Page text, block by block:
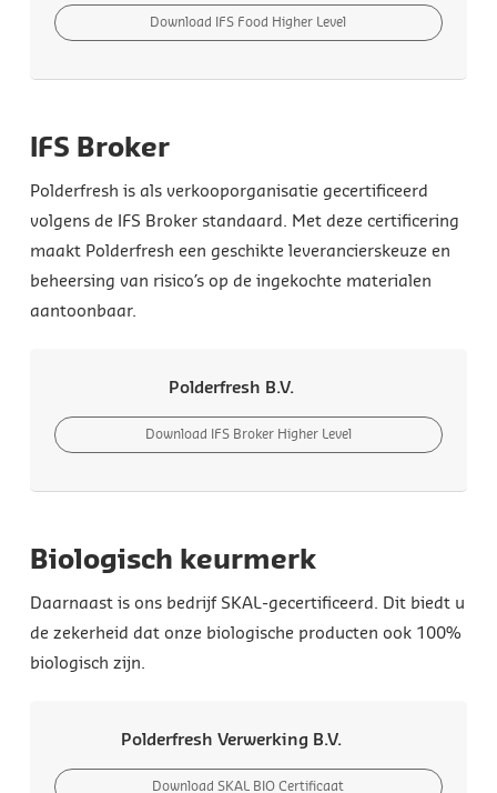
Download IFS Food Higher Level
IFS Broker
Polderfresh is als verkooporganisatie gecertificeerd
volgens de IFS Broker standaard. Met deze certificering
maakt Polderfresh een geschikte leverancierskeuze en
beheersing van risico’s op de ingekochte materialen
aantoonbaar.
Polderfresh B.V.
Download IFS Broker Higher Level
Biologisch keurmerk
Daarnaast is ons bedrijf SKAL-gecertificeerd. Dit biedt u
de zekerheid dat onze biologische producten ook 100%
biologisch zijn.
Polderfresh Verwerking B.V.
Download SKAL BIO Certificaat